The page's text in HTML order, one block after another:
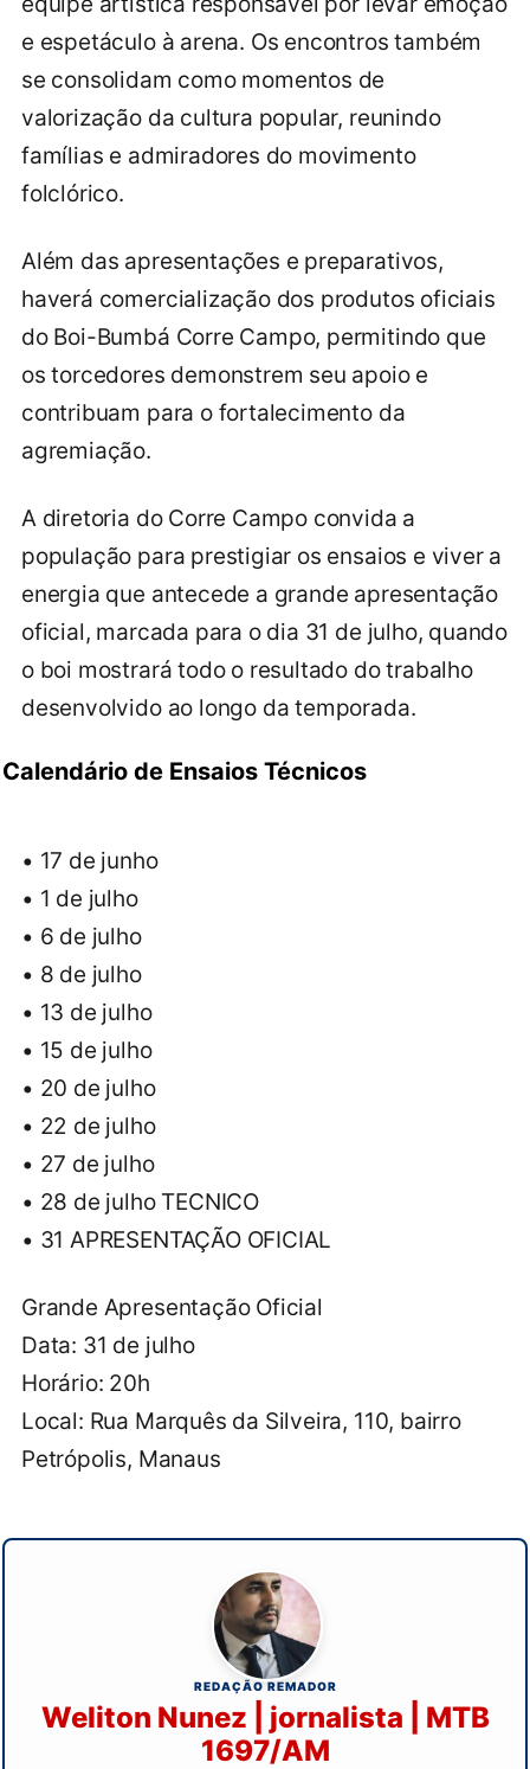
e espetáculo à arena. Os encontros também
se consolidam como momentos de
valorização da cultura popular, reunindo
famílias e admiradores do movimento
folclórico.
Além das apresentações e preparativos,
haverá comercialização dos produtos oficiais
do Boi-Bumbá Corre Campo, permitindo que
os torcedores demonstrem seu apoio e
contribuam para o fortalecimento da
agremiação.
A diretoria do Corre Campo convida a
população para prestigiar os ensaios e viver a
energia que antecede a grande apresentação
oficial, marcada para o dia 31 de julho, quando
o boi mostrará todo o resultado do trabalho
desenvolvido ao longo da temporada.
Calendário de Ensaios Técnicos
• 17 de junho
• 1 de julho
• 6 de julho
• 8 de julho
• 13 de julho
• 15 de julho
• 20 de julho
• 22 de julho
• 27 de julho
• 28 de julho TECNICO
• 31 APRESENTAÇÃO OFICIAL
Grande Apresentação Oficial
Data: 31 de julho
Horário: 20h
Local: Rua Marquês da Silveira, 110, bairro
Petrópolis, Manaus
REDAÇÃO REMADOR
Weliton Nunez | jornalista | MTB
1697/AM